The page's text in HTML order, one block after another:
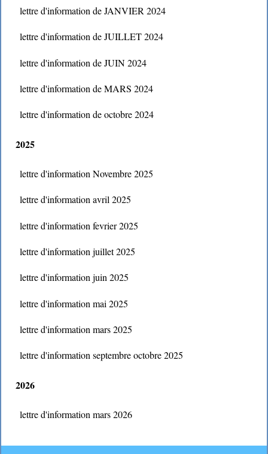
lettre d'information de JANVIER 2024
lettre d'information de JUILLET 2024
lettre d'information de JUIN 2024
lettre d'information de MARS 2024
lettre d'information de octobre 2024
2025
lettre d'information Novembre 2025
lettre d'information avril 2025
lettre d'information fevrier 2025
lettre d'information juillet 2025
lettre d'information juin 2025
lettre d'information mai 2025
lettre d'information mars 2025
lettre d'information septembre octobre 2025
2026
lettre d'information mars 2026